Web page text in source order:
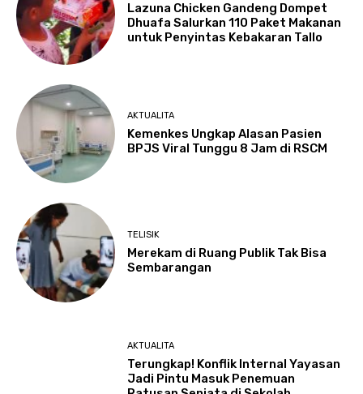
Lazuna Chicken Gandeng Dompet
Dhuafa Salurkan 110 Paket Makanan
untuk Penyintas Kebakaran Tallo
AKTUALITA
Kemenkes Ungkap Alasan Pasien
BPJS Viral Tunggu 8 Jam di RSCM
TELISIK
Merekam di Ruang Publik Tak Bisa
Sembarangan
AKTUALITA
Terungkap! Konflik Internal Yayasan
Jadi Pintu Masuk Penemuan